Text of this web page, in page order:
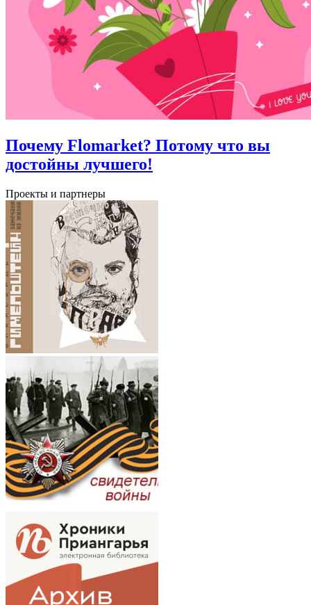
Почему Flomarket? Потому что вы
достойны лучшего!
Проекты и партнеры